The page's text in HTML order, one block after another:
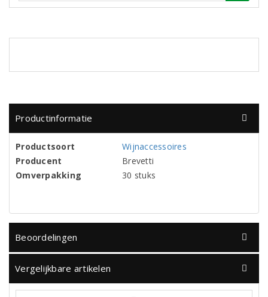
Productinformatie
Productsoort
Wijnaccessoires
Producent
Brevetti
Omverpakking
30 stuks
Beoordelingen
Vergelijkbare artikelen